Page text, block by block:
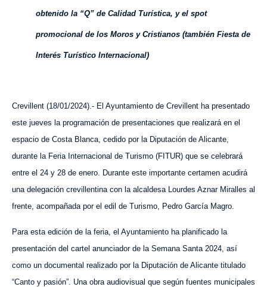
obtenido la “Q” de Calidad Turística, y el spot
promocional de los Moros y Cristianos (también Fiesta de
Interés Turístico Internacional)
Crevillent (18/01/2024).- El Ayuntamiento de Crevillent ha presentado
este jueves la programación de presentaciones que realizará en el
espacio de Costa Blanca, cedido por la Diputación de Alicante,
durante la Feria Internacional de Turismo (FITUR) que se celebrará
entre el 24 y 28 de enero. Durante este importante certamen acudirá
una delegación crevillentina con la alcaldesa Lourdes Aznar Miralles al
frente, acompañada por el edil de Turismo, Pedro García Magro.
Para esta edición de la feria, el Ayuntamiento ha planificado la
presentación del cartel anunciador de la Semana Santa 2024, así
como un documental realizado por la Diputación de Alicante titulado
“Canto y pasión”. Una obra audiovisual que según fuentes municipales